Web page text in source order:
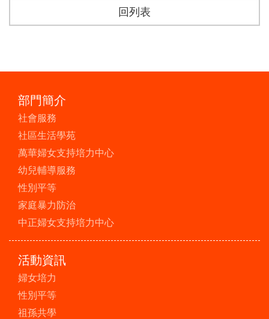
回列表
部門簡介
社會服務
社區生活學苑
萬華婦女支持培力中心
幼兒輔導服務
性別平等
家庭暴力防治
中正婦女支持培力中心
活動資訊
婦女培力
性別平等
祖孫共學